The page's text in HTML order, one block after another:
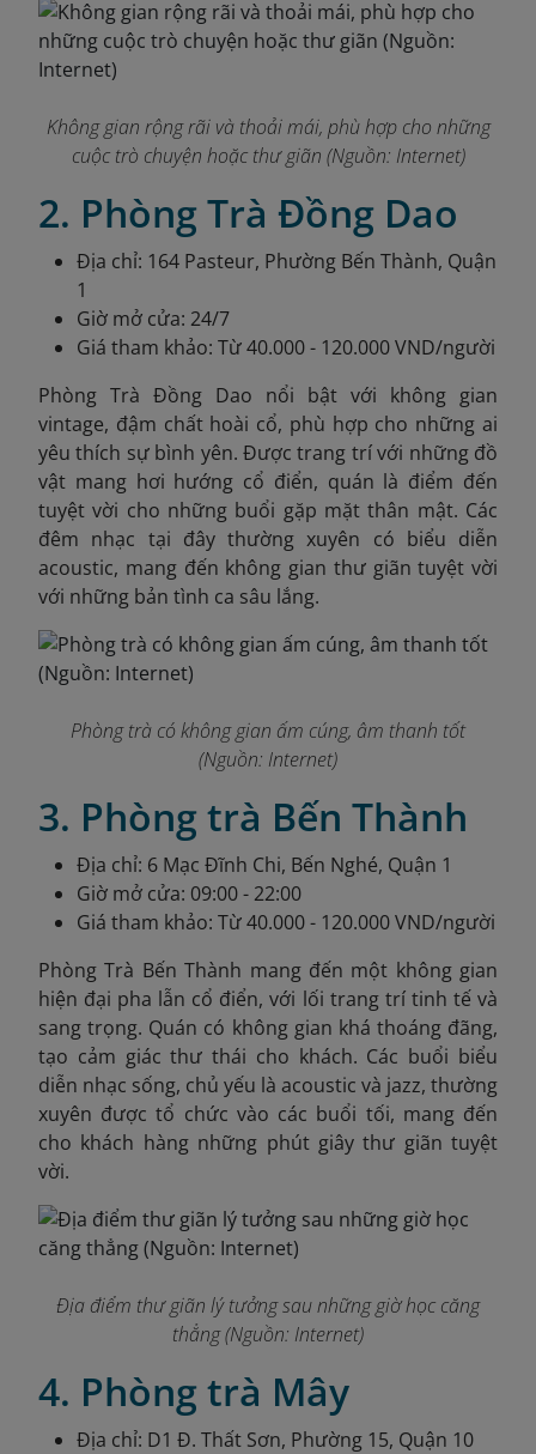
Không gian rộng rãi và thoải mái, phù hợp cho những
cuộc trò chuyện hoặc thư giãn (Nguồn: Internet)
2. Phòng Trà Đồng Dao
Địa chỉ: 164 Pasteur, Phường Bến Thành, Quận
1
Giờ mở cửa: 24/7
Giá tham khảo: Từ 40.000 - 120.000 VND/người
Phòng Trà Đồng Dao nổi bật với không gian
vintage, đậm chất hoài cổ, phù hợp cho những ai
yêu thích sự bình yên. Được trang trí với những đồ
vật mang hơi hướng cổ điển, quán là điểm đến
tuyệt vời cho những buổi gặp mặt thân mật. Các
đêm nhạc tại đây thường xuyên có biểu diễn
acoustic, mang đến không gian thư giãn tuyệt vời
với những bản tình ca sâu lắng.
Phòng trà có không gian ấm cúng, âm thanh tốt
(Nguồn: Internet)
3. Phòng trà Bến Thành
Địa chỉ: 6 Mạc Đĩnh Chi, Bến Nghé, Quận 1
Giờ mở cửa: 09:00 - 22:00
Giá tham khảo: Từ 40.000 - 120.000 VND/người
Phòng Trà Bến Thành mang đến một không gian
hiện đại pha lẫn cổ điển, với lối trang trí tinh tế và
sang trọng. Quán có không gian khá thoáng đãng,
tạo cảm giác thư thái cho khách. Các buổi biểu
diễn nhạc sống, chủ yếu là acoustic và jazz, thường
xuyên được tổ chức vào các buổi tối, mang đến
cho khách hàng những phút giây thư giãn tuyệt
vời.
Địa điểm thư giãn lý tưởng sau những giờ học căng
thẳng (Nguồn: Internet)
4. Phòng trà Mây
Địa chỉ: D1 Đ. Thất Sơn, Phường 15, Quận 10